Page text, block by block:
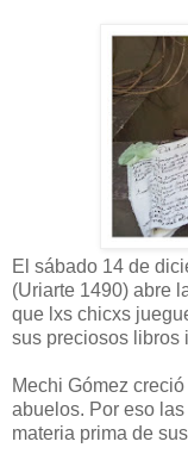
El sábado 14 de
(Uriarte 1490) abre
que lxs chicxs
sus preciosos libros
Mechi Gómez
abuelos. Por eso
materia prima de